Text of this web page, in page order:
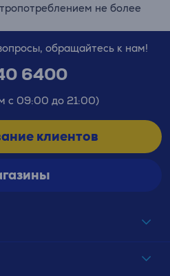
не более
обращайтесь к нам!
6400
с 09:00 до 21:00)
клиентов